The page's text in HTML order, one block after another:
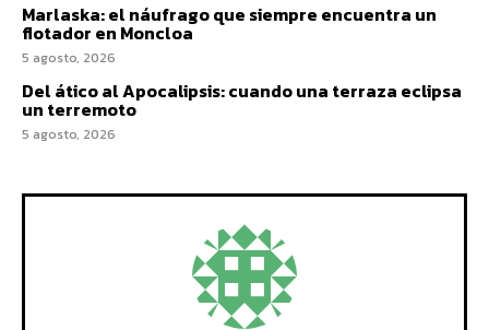
Marlaska: el náufrago que siempre encuentra un
flotador en Moncloa
5 agosto, 2026
Del ático al Apocalipsis: cuando una terraza eclipsa
un terremoto
5 agosto, 2026